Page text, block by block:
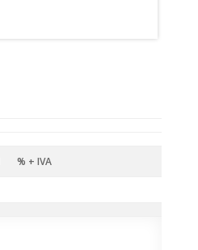
% + IVA